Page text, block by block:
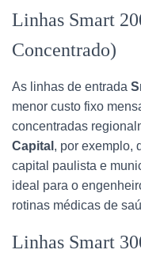
Linhas Smart
Concentrado)
As linhas de entrada
menor custo fixo
concentradas
Capital , por exemplo,
capital paulista e
ideal para o
rotinas médicas de
Linhas Smart